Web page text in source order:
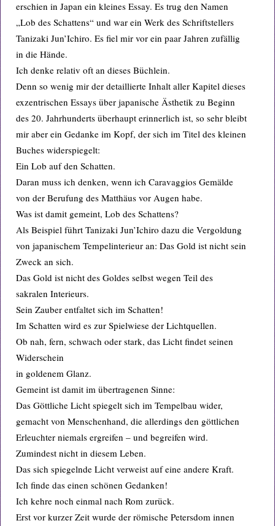
erschien in Japan ein kleines Essay. Es trug den Namen
„Lob des Schattens“ und war ein Werk des Schriftstellers
Tanizaki Jun’Ichiro. Es fiel mir vor ein paar Jahren zufällig
in die Hände.
Ich denke relativ oft an dieses Büchlein.
Denn so wenig mir der detaillierte Inhalt aller Kapitel dieses
exzentrischen Essays über japanische Ästhetik zu Beginn
des 20. Jahrhunderts überhaupt erinnerlich ist, so sehr bleibt
mir aber ein Gedanke im Kopf, der sich im Titel des kleinen
Buches widerspiegelt:
Ein Lob auf den Schatten.
Daran muss ich denken, wenn ich Caravaggios Gemälde
von der Berufung des Matthäus vor Augen habe.
Was ist damit gemeint, Lob des Schattens?
Als Beispiel führt Tanizaki Jun’Ichiro dazu die Vergoldung
von japanischem Tempelinterieur an: Das Gold ist nicht sein
Zweck an sich.
Das Gold ist nicht des Goldes selbst wegen Teil des
sakralen Interieurs.
Sein Zauber entfaltet sich im Schatten!
Im Schatten wird es zur Spielwiese der Lichtquellen.
Ob nah, fern, schwach oder stark, das Licht findet seinen
Widerschein
in goldenem Glanz.
Gemeint ist damit im übertragenen Sinne:
Das Göttliche Licht spiegelt sich im Tempelbau wider,
gemacht von Menschenhand, die allerdings den göttlichen
Erleuchter niemals ergreifen – und begreifen wird.
Zumindest nicht in diesem Leben.
Das sich spiegelnde Licht verweist auf eine andere Kraft.
Ich finde das einen schönen Gedanken!
Ich kehre noch einmal nach Rom zurück.
Erst vor kurzer Zeit wurde der römische Petersdom innen